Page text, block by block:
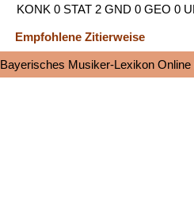
KONK 0 STAT 2 GND 0 GEO 0
Empfohlene Zitierweise
Bayerisches Musiker-Lexikon Online